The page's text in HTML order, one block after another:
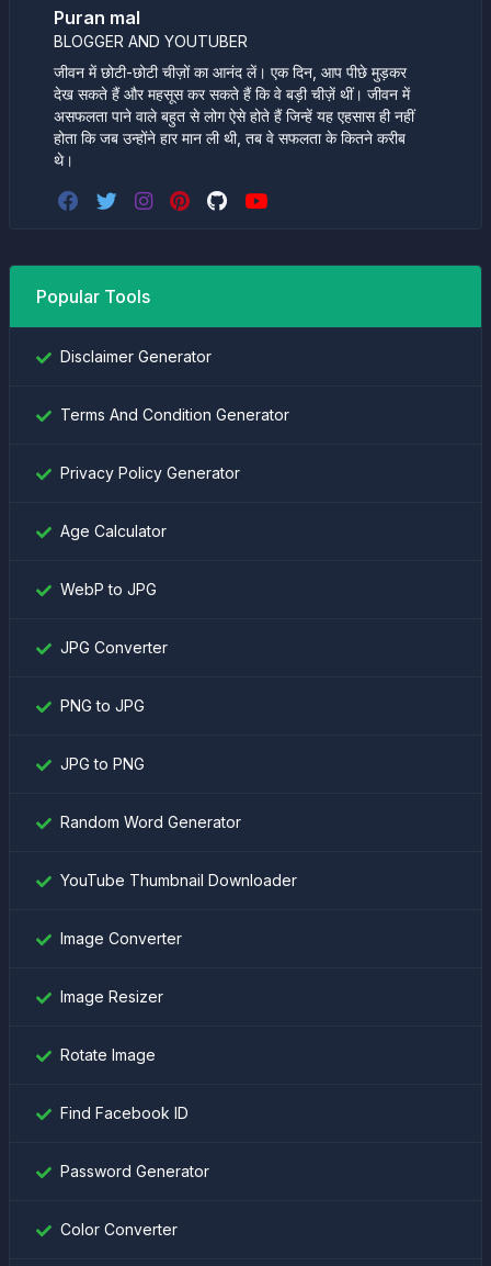
Puran mal
BLOGGER AND YOUTUBER
जीवन में छोटी-छोटी चीज़ों का आनंद लें। एक दिन, आप पीछे मुड़कर
देख सकते हैं और महसूस कर सकते हैं कि वे बड़ी चीज़ें थीं। जीवन में
असफलता पाने वाले बहुत से लोग ऐसे होते हैं जिन्हें यह एहसास ही नहीं
होता कि जब उन्होंने हार मान ली थी, तब वे सफलता के कितने करीब
थे।
Popular Tools
Disclaimer Generator
Terms And Condition Generator
Privacy Policy Generator
Age Calculator
WebP to JPG
JPG Converter
PNG to JPG
JPG to PNG
Random Word Generator
YouTube Thumbnail Downloader
Image Converter
Image Resizer
Rotate Image
Find Facebook ID
Password Generator
Color Converter